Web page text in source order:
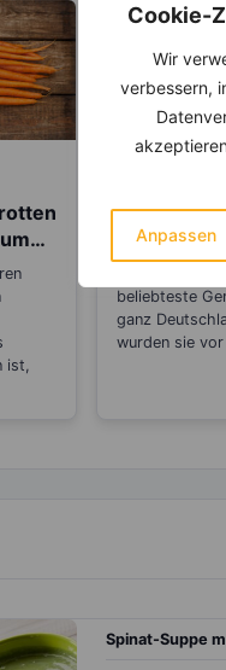
Cookie-
Wir
verbessern,
Anpassen
ist,
Kartoffeln
sie beim
oder
dick?
beliebteste
ganz
wurden sie vor